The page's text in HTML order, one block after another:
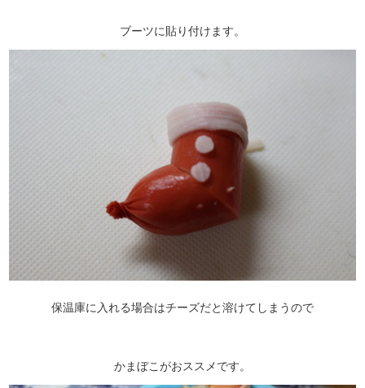
ブーツに貼り付けます。
保温庫に入れる場合はチーズだと溶けてしまうので
かまぼこがおススメです。